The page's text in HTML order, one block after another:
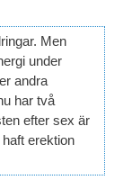
Men
under
andra
har två
efter sex är
erektion